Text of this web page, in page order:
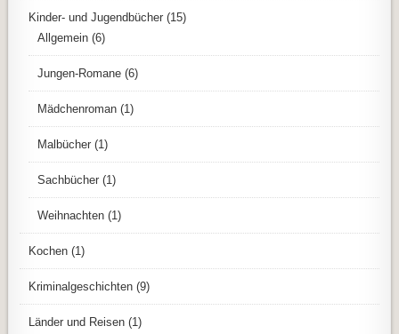
Kinder- und Jugendbücher (15)
Allgemein (6)
Jungen-Romane (6)
Mädchenroman (1)
Malbücher (1)
Sachbücher (1)
Weihnachten (1)
Kochen (1)
Kriminalgeschichten (9)
Länder und Reisen (1)